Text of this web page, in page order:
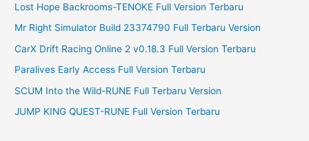
Lost Hope Backrooms-TENOKE Full Version Terbaru
Mr Right Simulator Build 23374790 Full Terbaru Version
CarX Drift Racing Online 2 v0.18.3 Full Version Terbaru
Paralives Early Access Full Version Terbaru
SCUM Into the Wild-RUNE Full Terbaru Version
JUMP KING QUEST-RUNE Full Version Terbaru